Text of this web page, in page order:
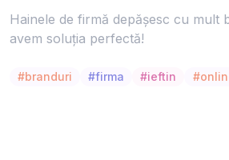
Hainele de firmă depășesc cu mult
avem soluția perfectă!
#branduri #firma #ieftin